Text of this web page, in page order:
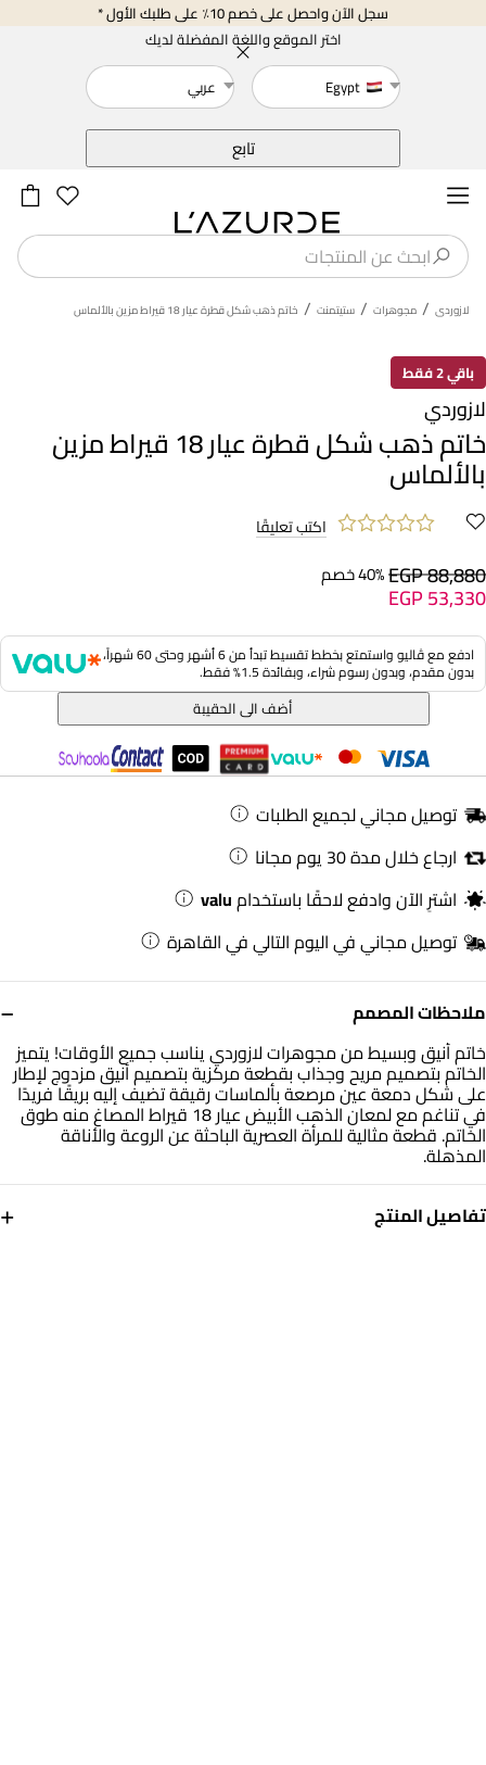
سجل الآن واحصل على خصم 10٪ على طلبك الأول *
اختر الموقع واللغة المفضلة لديك
Egypt
عربي
تابع
لازوردى / مجوهرات / ستيتمنت / خاتم ذهب شكل قطرة عيار 18 قيراط مزين بالألماس
باقي 2 فقط
ملاحظات المصمم −
خاتم أنيق وبسيط من مجوهرات لازوردي يناسب جميع الأوقات! يتميز
الخاتم بتصميم مريح وجذاب بقطعة مركزية بتصميم أنيق مزدوج لإطار
على شكل دمعة عين مرصعة بألماسات رقيقة تضيف إليه بريقًا فريدًا
في تناغم مع لمعان الذهب الأبيض عيار 18 قيراط المصاغ منه طوق
الخاتم. قطعة مثالية للمرأة العصرية الباحثة عن الروعة والأناقة
المذهلة.
تفاصيل المنتج
+
لازوردي
خاتم ذهب شكل قطرة عيار 18 قيراط مزين
بالألماس
اكتب تعليقًا
EGP 88,88040% خصم
EGP 53,330
ادفع مع ڤاليو واستمتع بخطط تقسيط تبدأ من 6 أشهر وحتى 60 شهراً،
بدون مقدم، وبدون رسوم شراء، وبفائدة 1.5% فقط.
أضف الى الحقيبة
توصيل مجاني لجميع الطلبات
ارجاع خلال مدة 30 يوم مجانا
اشترِ الآن وادفع لاحقًا باستخدامvalu
توصيل مجاني في اليوم التالي في القاهرة